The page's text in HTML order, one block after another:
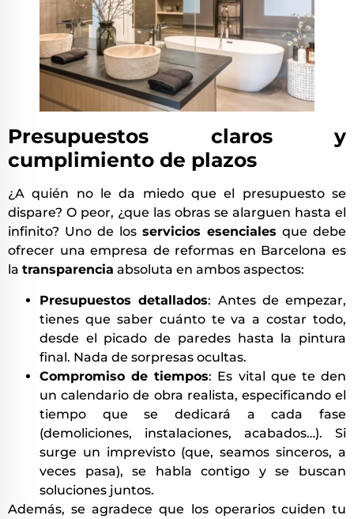
Presupuestos claros y
cumplimiento de plazos
¿A quién no le da miedo que el presupuesto se
dispare? O peor, ¿que las obras se alarguen hasta el
infinito? Uno de los servicios esenciales que debe
ofrecer una empresa de reformas en Barcelona es
la transparencia absoluta en ambos aspectos:
Presupuestos detallados: Antes de empezar,
tienes que saber cuánto te va a costar todo,
desde el picado de paredes hasta la pintura
final. Nada de sorpresas ocultas.
Compromiso de tiempos: Es vital que te den
un calendario de obra realista, especificando el
tiempo que se dedicará a cada fase
(demoliciones, instalaciones, acabados…). Si
surge un imprevisto (que, seamos sinceros, a
veces pasa), se habla contigo y se buscan
soluciones juntos.
Además, se agradece que los operarios cuiden tu